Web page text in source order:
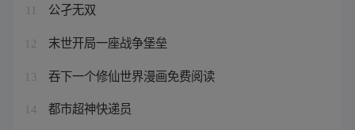
公孑无双
12 末世开局一座战争堡垒
13 吞下一个修仙世界漫画免费阅读
14 都市超神快递员